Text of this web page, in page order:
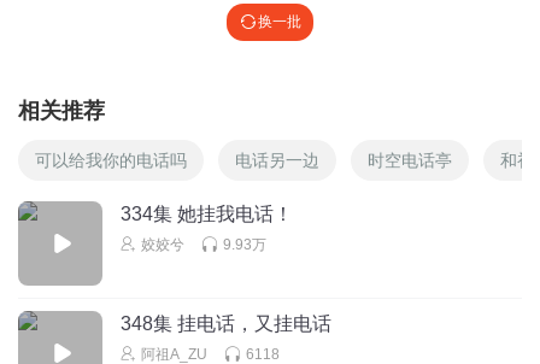
换一批
相关推荐
可以给我你的电话吗 电话另一边 时空电话亭 和初
334集 她挂我电话！
姣姣兮 9.93万
348集 挂电话，又挂电话
阿祖A_ZU 6118